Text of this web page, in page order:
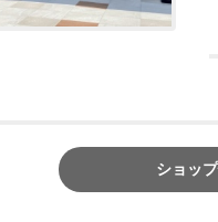
ショップ